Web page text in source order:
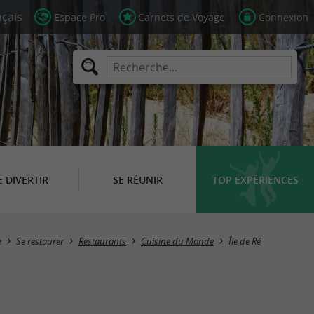
Espace Pro Carnets de Voyage Connexion
DIVERTIR SE RÉUNIR TOP EXPÉRIENCES
Masquer la carte
Se restaurer Restaurants Cuisine du Monde Île de Ré